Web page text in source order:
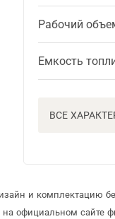
Рабочий
Емкость
ВСЕ
и комплектацию
официальном сайте